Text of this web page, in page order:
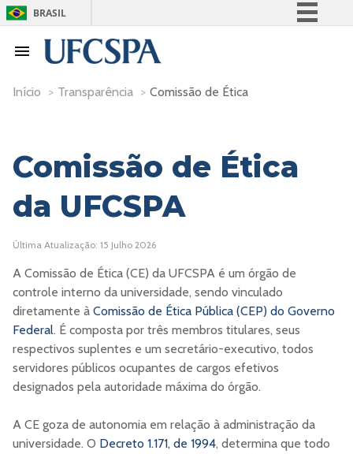
BRASIL
Participe
Canais
Início > Transparência > Comissão de Ética
Comissão de Ética
da UFCSPA
Última Atualização: 15 Julho 2026
A Comissão de Ética (CE) da UFCSPA é um órgão de
controle interno da universidade, sendo vinculado
diretamente à Comissão de Ética Pública (CEP) do Governo
Federal. É composta por três membros titulares, seus
respectivos suplentes e um secretário-executivo, todos
servidores públicos ocupantes de cargos efetivos
designados pela autoridade máxima do órgão.
A CE goza de autonomia em relação à administração da
universidade. O Decreto 1.171, de 1994, determina que todo